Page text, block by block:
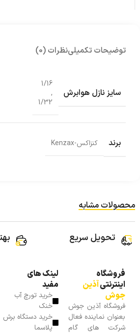
توضیحات تکمیلینظرات (0)
سایز نازل هوابرش
1/16
,
1/32
برند کنزاکس-Kenzax
محصولات مشابه
تحویل سریع
فروشگاه
اینترنتیآذین
جوش
فروشگاه آذین جوش
بعنوان نماینده فعال
شرکت های گام
لینک های
مفید
خرید تورچ آب
خنک
خرید دستگاه برش
پلاسما